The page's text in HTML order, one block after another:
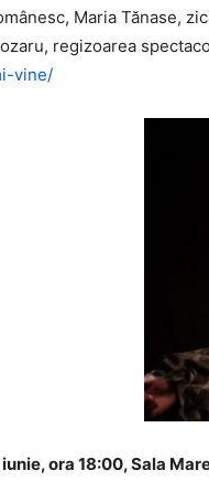
Maria Tănase,
regizoarea
vine/
ora 18:00, Sala Mare